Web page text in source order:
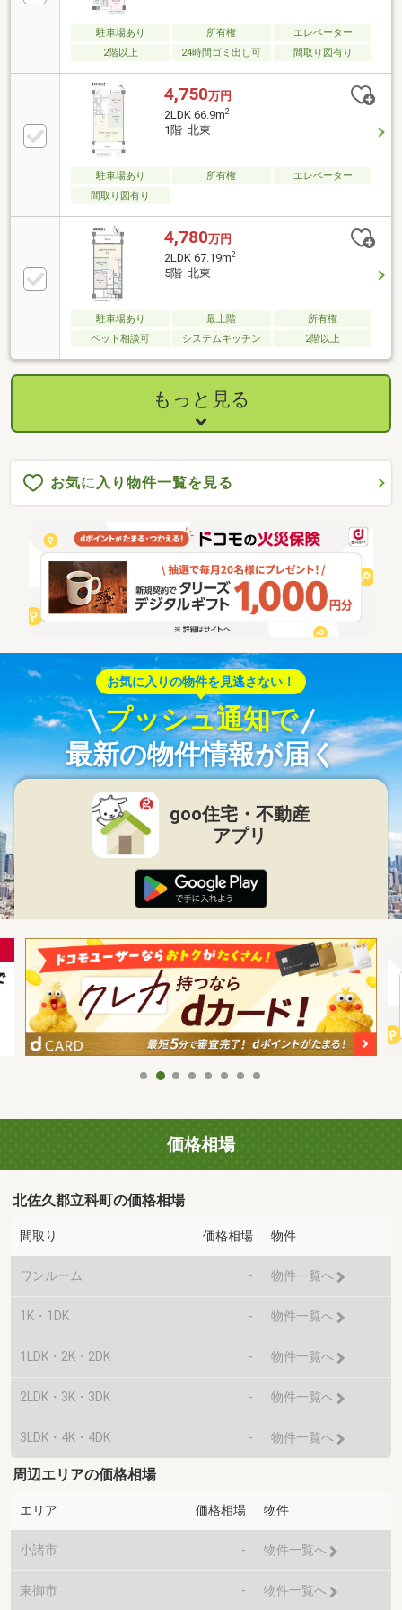
駐車場あり 所有権
エレベーター
2階以上
24時間ゴミ出し可 間取り図有り
4,750万円
2LDK 66.9m2
1階 北東
駐車場あり 所有権
エレベーター
間取り図有り
4,780万円
2LDK 67.19m2
5階 北東
駐車場あり 最上階
所有権
ペット相談可
システムキッチン 2階以上
もっと見る
お気に入り物件一覧を見る
お気に入りの物件を見逃さない！
プッシュ通知で
最新の物件情報が届く
goo住宅・不動産
アプリ
価格相場
北佐久郡立科町の価格相場
間取り 価格相場 物件
ワンルーム - 物件一覧へ
1K・1DK - 物件一覧へ
1LDK・2K・2DK - 物件一覧へ
2LDK・3K・3DK - 物件一覧へ
3LDK・4K・4DK - 物件一覧へ
周辺エリアの価格相場
エリア 価格相場 物件
小諸市 - 物件一覧へ
東御市 - 物件一覧へ